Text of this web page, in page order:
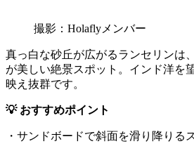
撮影：Holaflyメンバー
真っ白な砂丘が広がるランセリンは
が美しい絶景スポット。インド洋を
映え抜群です。
💡 おすすめポイント
・サンドボードで斜面を滑り降りる